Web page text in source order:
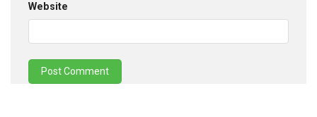
Website